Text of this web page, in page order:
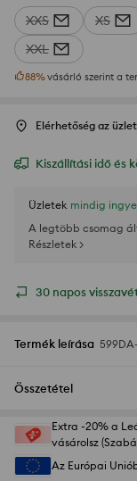
XXS XS
XXL
88%vásárló szerint a
Elérhetőség az
Kiszállítási idő és
Üzletek mindig
A legtöbb csomag
Részletek >
30 napos
Termék leírása
Összetétel
Extra -20% a
vásárolsz
Az Európai